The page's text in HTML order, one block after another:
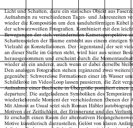
Licht und Schatten, dazu ein statisches Objekt aus
Aufnahmen zu verschiedenen Tages- und Jahreszeiten
wieder die Komposition um den sanduhrförmigen Kübel
der schwarzweißen Fotografien. Kombiniert mit den
Bewegungen der sich verändernden Kameraperspektive
Schattenspielen der Bäume entsteht aus einem einzigen
Vielzahl an Konstellationen. Der Gegenstand, der seit
an dieser Stelle im Garten steht, wird hier aus seiner
herausgenommen und erscheint durch die
wieder als ein anderer, auch wenn er dabei derselbe
Den analogen Fotografien stehen ergänzend zwei weitere
gegenüber: Schwerelose Formationen einer im Wasser
Schildkröte im Video-Loop lassen pausieren, die Zeit
Aufnahme einer Buchseite in Übergröße postuliert einen
departure‘. Die aufgeladenen Symboliken des
wiederkehrende Moment der verschiedenen Ebenen der
Mit Almost as Usual setzt sich Roman Häbler
Motiven der Zeitlichkeit, der Erinnerung und des Verlusts
Er erschafft einen Raum der alternativen
Motive künstlerisch darzustellen. Gelöst von klaren